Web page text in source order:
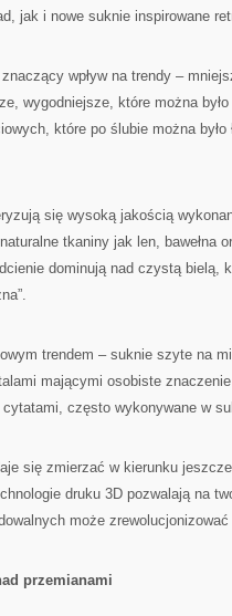
jak i nowe suknie inspirowane
wpływ na trendy –
wygodniejsze, które można było
które po ślubie można
się wysoką jakością
tkaniny jak len, bawełna
dominują nad czystą bielą,
trendem – suknie szyte na
mającymi osobiste
często wykonywane w
się zmierzać w kierunku
druku 3D pozwalają na
może zrewolucjonizować
przemianami